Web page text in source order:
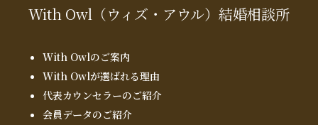
With Owl （ウィズ・アウル） 結婚相談所
With Owlのご案内
With Owlが選ばれる理由
代表カウンセラーのご紹介
会員データのご紹介